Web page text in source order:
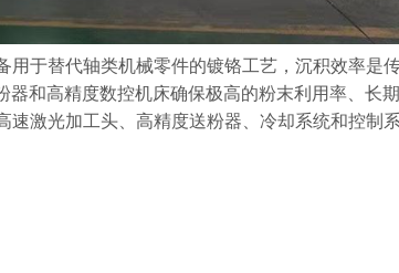
于替代轴类机械零件的镀铬工艺，沉积效率是
和高精度数控机床确保极高的粉末利用率、长
激光加工头、高精度送粉器、冷却系统和控制